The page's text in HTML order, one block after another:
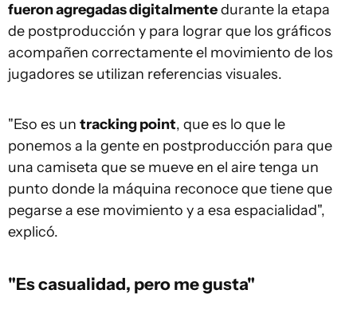
fueron agregadas digitalmentedurante la etapa
de postproducción y para lograr que los gráficos
acompañen correctamente el movimiento de los
jugadores se utilizan referencias visuales.
"Eso es un tracking point, que es lo que le
ponemos a la gente en postproducción para que
una camiseta que se mueve en el aire tenga un
punto donde la máquina reconoce que tiene que
pegarse a ese movimiento y a esa espacialidad",
explicó.
"Es casualidad, pero me gusta"